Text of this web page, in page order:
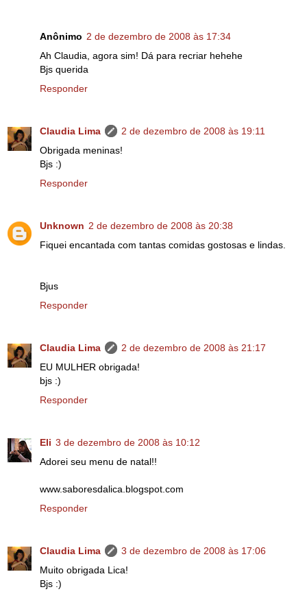
Anônimo 2 de dezembro de 2008 às 17:34
Ah Claudia, agora sim! Dá para recriar hehehe
Bjs querida
Responder
Claudia Lima
2 de dezembro de 2008 às 19:11
Obrigada meninas!
Bjs :)
Responder
Unknown 2 de dezembro de 2008 às 20:38
Fiquei encantada com tantas comidas gostosas e lindas.
Bjus
Responder
Claudia Lima
2 de dezembro de 2008 às 21:17
EU MULHER obrigada!
bjs :)
Responder
Eli 3 de dezembro de 2008 às 10:12
Adorei seu menu de natal!!
www.saboresdalica.blogspot.com
Responder
Claudia Lima
3 de dezembro de 2008 às 17:06
Muito obrigada Lica!
Bjs :)